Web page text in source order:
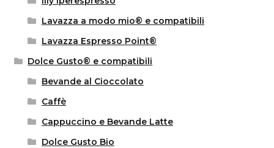
Lavazza a modo mio® e compatibili
Lavazza Espresso Point®
Dolce Gusto® e compatibili
Bevande al Cioccolato
Caffè
Cappuccino e Bevande Latte
Dolce Gusto Bio